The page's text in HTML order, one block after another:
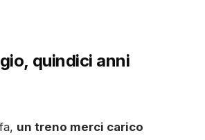
quindici anni
un treno merci carico